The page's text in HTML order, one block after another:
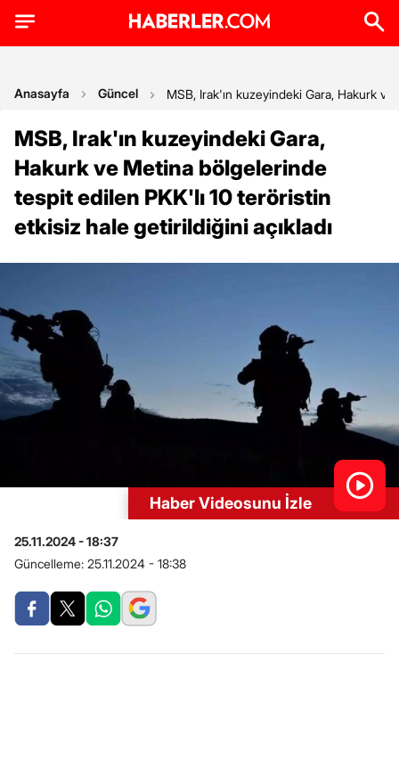
Anasayfa Güncel MSB, Irak'ın kuzeyindeki Gara, Hakurk
MSB, Irak'ın kuzeyindeki Gara,
Hakurk ve Metina bölgelerinde
tespit edilen PKK'lı 10 teröristin
etkisiz hale getirildiğini açıkladı
Haber Videosunu İzle
25.11.2024 - 18:37
Güncelleme: 25.11.2024 - 18:38